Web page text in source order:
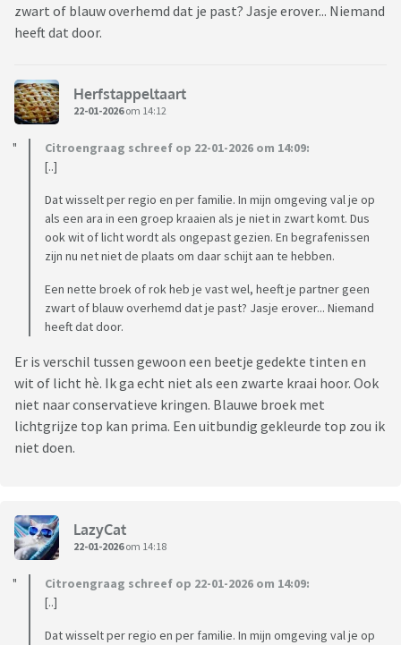
zwart of blauw overhemd dat je past? Jasje erover... Niemand
heeft dat door.
Herfstappeltaart
22-01-2026om 14:12
Citroengraag schreef op 22-01-2026 om 14:09:
[..]
Dat wisselt per regio en per familie. In mijn omgeving val je op
als een ara in een groep kraaien als je niet in zwart komt. Dus
ook wit of licht wordt als ongepast gezien. En begrafenissen
zijn nu net niet de plaats om daar schijt aan te hebben.
Een nette broek of rok heb je vast wel, heeft je partner geen
zwart of blauw overhemd dat je past? Jasje erover... Niemand
heeft dat door.
Er is verschil tussen gewoon een beetje gedekte tinten en
wit of licht hè. Ik ga echt niet als een zwarte kraai hoor. Ook
niet naar conservatieve kringen. Blauwe broek met
lichtgrijze top kan prima. Een uitbundig gekleurde top zou ik
niet doen.
LazyCat
22-01-2026om 14:18
Citroengraag schreef op 22-01-2026 om 14:09:
[..]
Dat wisselt per regio en per familie. In mijn omgeving val je op